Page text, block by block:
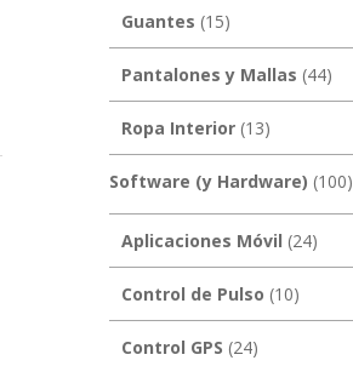
Guantes (15)
Pantalones y Mallas (44)
Ropa Interior(13)
Software (y Hardware) (100)
Aplicaciones Móvil (24)
Control de Pulso (10)
Control GPS (24)